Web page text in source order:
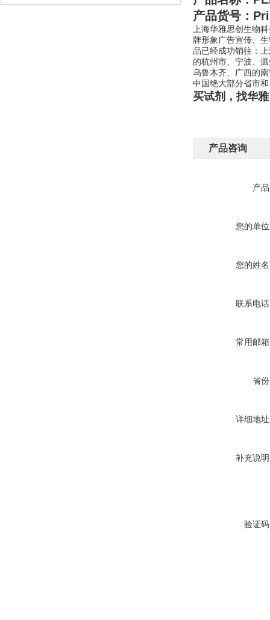
产品货号：
上海华雅思创生物
牌形象广告宣传、
品已经成功销往：
的杭州市、宁波、
乌鲁木齐、广西的
中国绝大部分省市
买试剂，找华
产品咨询
产
您的单
您的姓
联系电
常用邮
省
详细地
补充说
验证